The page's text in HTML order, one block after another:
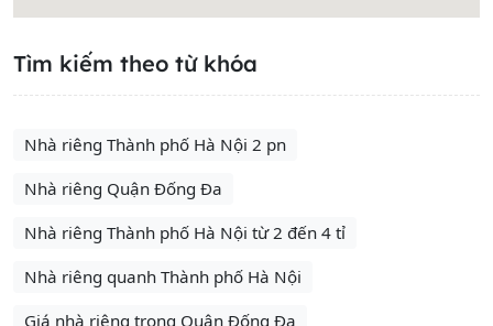
Tìm kiếm theo từ khóa
Nhà riêng Thành phố Hà Nội 2 pn
Nhà riêng Quận Đống Đa
Nhà riêng Thành phố Hà Nội từ 2 đến 4 tỉ
Nhà riêng quanh Thành phố Hà Nội
Giá nhà riêng trong Quận Đống Đa